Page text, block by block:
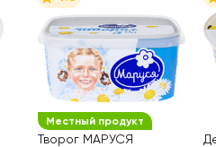
Местный продукт
Творог МАРУСЯ